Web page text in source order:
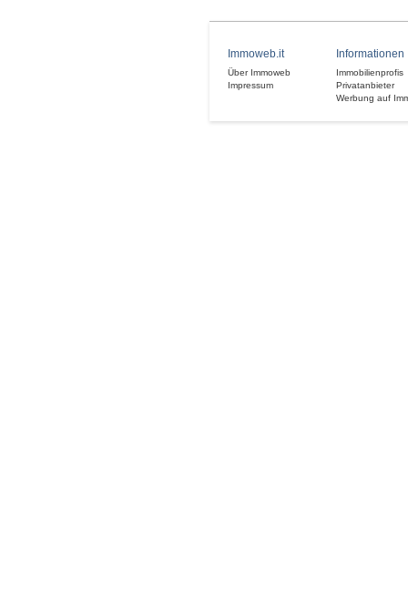
Immoweb.it
Über Immoweb
Impressum
Informationen
Immobilienprofis
Privatanbieter
Werbung auf